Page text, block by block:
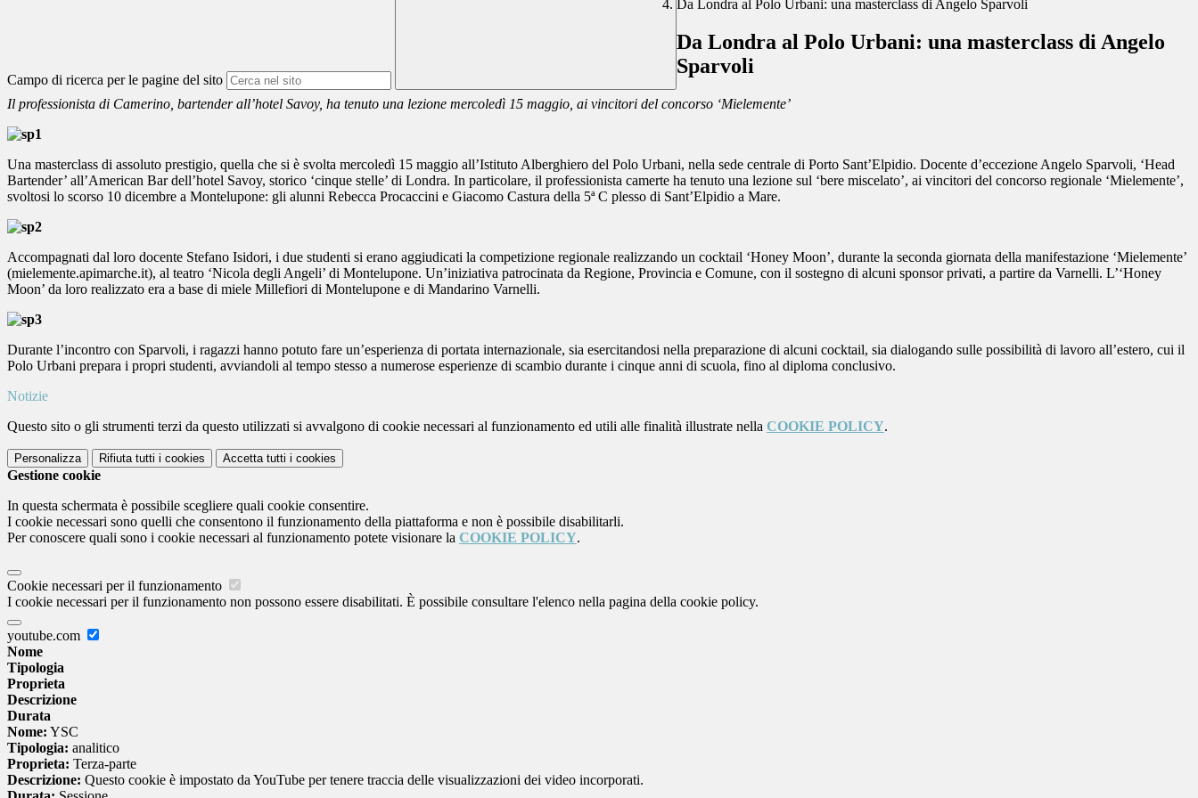
Campo di ricerca per le pagine del sito
Da Londra al Polo Urbani: una masterclass di Angelo Sparvoli
Da Londra al Polo Urbani: una masterclass di Angelo
Sparvoli
Il professionista di Camerino, bartender all’hotel Savoy, ha tenuto una lezione mercoledì 15 maggio, ai vincitori del concorso ‘Mielemente’
Una masterclass di assoluto prestigio, quella che si è svolta mercoledì 15 maggio all’Istituto Alberghiero del Polo Urbani, nella sede centrale di Porto Sant’Elpidio. Docente d’eccezione Angelo Sparvoli, ‘Head
Bartender’ all’American Bar dell’hotel Savoy, storico ‘cinque stelle’ di Londra. In particolare, il professionista camerte ha tenuto una lezione sul ‘bere miscelato’, ai vincitori del concorso regionale ‘Mielemente’,
svoltosi lo scorso 10 dicembre a Montelupone: gli alunni Rebecca Procaccini e Giacomo Castura della 5ª C plesso di Sant’Elpidio a Mare.
Accompagnati dal loro docente Stefano Isidori, i due studenti si erano aggiudicati la competizione regionale realizzando un cocktail ‘Honey Moon’, durante la seconda giornata della manifestazione ‘Mielemente’
(mielemente.apimarche.it), al teatro ‘Nicola degli Angeli’ di Montelupone. Un’iniziativa patrocinata da Regione, Provincia e Comune, con il sostegno di alcuni sponsor privati, a partire da Varnelli. L’‘Honey
Moon’ da loro realizzato era a base di miele Millefiori di Montelupone e di Mandarino Varnelli.
Durante l’incontro con Sparvoli, i ragazzi hanno potuto fare un’esperienza di portata internazionale, sia esercitandosi nella preparazione di alcuni cocktail, sia dialogando sulle possibilità di lavoro all’estero, cui il
Polo Urbani prepara i propri studenti, avviandoli al tempo stesso a numerose esperienze di scambio durante i cinque anni di scuola, fino al diploma conclusivo.
Notizie
Questo sito o gli strumenti terzi da questo utilizzati si avvalgono di cookie necessari al funzionamento ed utili alle finalità illustrate nella COOKIE POLICY.
Personalizza Rifiuta tutti i cookies Accetta tutti i cookies
Gestione cookie
In questa schermata è possibile scegliere quali cookie consentire.
I cookie necessari sono quelli che consentono il funzionamento della piattaforma e non è possibile disabilitarli.
Per conoscere quali sono i cookie necessari al funzionamento potete visionare la COOKIE POLICY.
Cookie necessari per il funzionamento
I cookie necessari per il funzionamento non possono essere disabilitati. È possibile consultare l'elenco nella pagina della cookie policy.
youtube.com
Nome
Tipologia
Proprieta
Descrizione
Durata
Nome: YSC
Tipologia: analitico
Proprieta: Terza-parte
Descrizione: Questo cookie è impostato da YouTube per tenere traccia delle visualizzazioni dei video incorporati.